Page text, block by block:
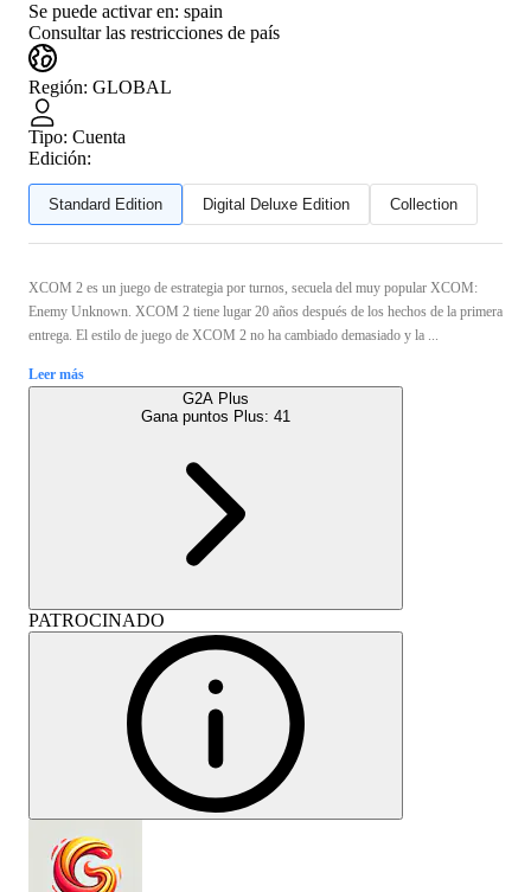
Se puede activar en: spain
Consultar las restricciones de país
Región: GLOBAL
Tipo: Cuenta
Edición:
Standard Edition Digital Deluxe Edition Collection
XCOM 2 es un juego de estrategia por turnos, secuela del muy popular XCOM:
Enemy Unknown. XCOM 2 tiene lugar 20 años después de los hechos de la primera
entrega. El estilo de juego de XCOM 2 no ha cambiado demasiado y la ...
Leer más
G2A Plus
Gana puntos Plus: 41
PATROCINADO